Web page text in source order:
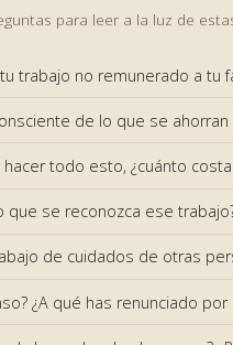
para leer a la luz de
trabajo no remunerado a tu
de lo que se ahorran
todo esto, ¿cuánto
que se reconozca ese
de cuidados de otras
¿A qué has renunciado